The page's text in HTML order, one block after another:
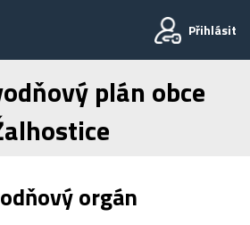
Přihlásit
plán obce
orgán